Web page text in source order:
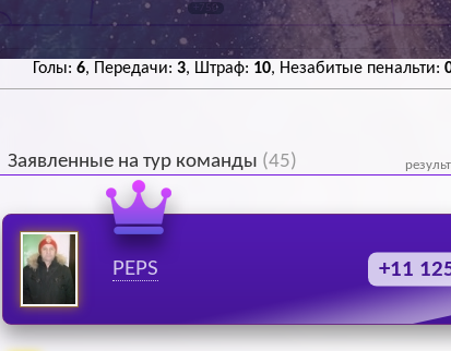
+750
Голы: 6, Передачи: 3, Штраф: 10, Незабитые пенальти:
Заявленные на тур команды (45)
PEPS +11